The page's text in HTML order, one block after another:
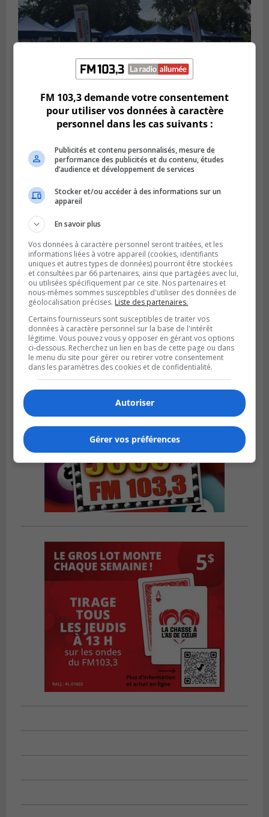
SAINT-HUBERT
Publié le 3 août 2026 à 12h00
L’arrivée du marché saisonnier à Saint-
BROSSARD
Publié le 2 août 2026 à 12h12
Le Festin culturel rassemblera les familles
à Brossard
FM 103,3 demande votre consentement
pour utiliser vos données à caractère
personnel dans les cas suivants :
Publicités et contenu personnalisés, mesure de
performance des publicités et du contenu, études
d’audience et développement de services
Stocker et/ou accéder à des informations sur un
appareil
En savoir plus
Vos données à caractère personnel seront traitées, et les
informations liées à votre appareil (cookies, identifiants
uniques et autres types de données) pourront être stockées
et consultées par 66 partenaires, ainsi que partagées avec lui,
ou utilisées spécifiquement par ce site. Nos partenaires et
nous-mêmes sommes susceptibles d'utiliser des données de
géolocalisation précises. Liste des partenaires.
Certains fournisseurs sont susceptibles de traiter vos
données à caractère personnel sur la base de l'intérêt
légitime. Vous pouvez vous y opposer en gérant vos options
ci-dessous. Recherchez un lien en bas de cette page ou dans
le menu du site pour gérer ou retirer votre consentement
dans les paramètres des cookies et de confidentialité.
Autoriser
Gérer vos préférences